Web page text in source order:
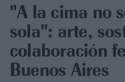
"A la cima no
sola": arte,
colaboración
Buenos Aires